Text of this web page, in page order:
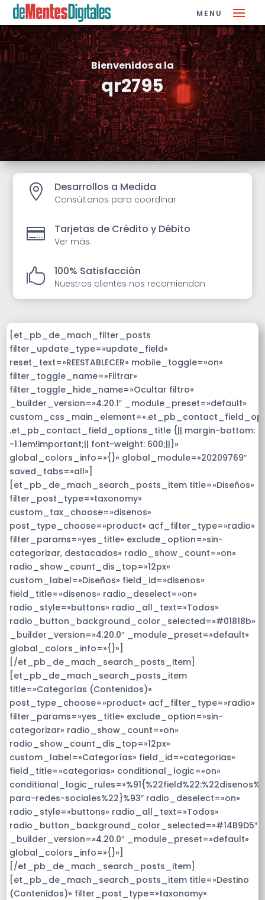
Bienvenidos a la
qr2795
 Desarrollos a Medida
Consúltanos para coordinar
 Tarjetas de Crédito y Débito
Ver más.
 100% Satisfacción
Nuestros clientes nos recomiendan
[et_pb_de_mach_filter_posts
filter_update_type=»update_field»
reset_text=»REESTABLECER» mobile_toggle=»on»
filter_toggle_name=»Filtrar»
filter_toggle_hide_name=»Ocultar filtro»
_builder_version=»4.20.1″ _module_preset=»default»
.et_pb_contact_field_options_title {|| margin-bottom:
-1.1em!important;|| font-weight: 600;||}»
global_colors_info=»{}» global_module=»20209769″
saved_tabs=»all»]
[et_pb_de_mach_search_posts_item title=»Diseños»
filter_post_type=»taxonomy»
custom_tax_choose=»disenos»
post_type_choose=»product» acf_filter_type=»radio»
filter_params=»yes_title» exclude_option=»sin-
categorizar, destacados» radio_show_count=»on»
radio_show_count_dis_top=»12px»
custom_label=»Diseños» field_id=»disenos»
field_title=»disenos» radio_deselect=»on»
radio_style=»buttons» radio_all_text=»Todos»
radio_button_background_color_selected=»#01818b»
_builder_version=»4.20.0″ _module_preset=»default»
global_colors_info=»{}»]
[/et_pb_de_mach_search_posts_item]
[et_pb_de_mach_search_posts_item
title=»Categorías (Contenidos)»
post_type_choose=»product» acf_filter_type=»radio»
filter_params=»yes_title» exclude_option=»sin-
categorizar» radio_show_count=»on»
radio_show_count_dis_top=»12px»
custom_label=»Categorías» field_id=»categorias»
field_title=»categorias» conditional_logic=»on»
para-redes-sociales%22}%93″ radio_deselect=»on»
radio_style=»buttons» radio_all_text=»Todos»
radio_button_background_color_selected=»#14B9D5″
_builder_version=»4.20.0″ _module_preset=»default»
global_colors_info=»{}»]
[/et_pb_de_mach_search_posts_item]
[et_pb_de_mach_search_posts_item title=»Destino
(Contenidos)» filter_post_type=»taxonomy»